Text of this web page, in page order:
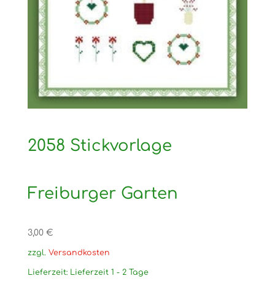
2058 Stickvorlage
Freiburger Garten
3,00 €
zzgl. Versandkosten
Lieferzeit: Lieferzeit 1 - 2 Tage